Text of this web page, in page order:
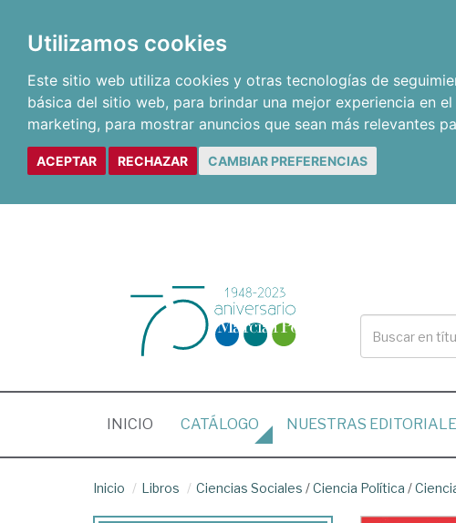
Utilizamos cookies
Este sitio web utiliza cookies y otras tecnologías de
básica del sitio web, para brindar una mejor experiencia en
marketing, para mostrar anuncios que sean más relevantes
ACEPTAR RECHAZAR CAMBIAR PREFERENCIAS
INICIO (CURRENT)
CATÁLOGO NUESTRAS
Inicio Libros Ciencias Sociales /Ciencia Política /